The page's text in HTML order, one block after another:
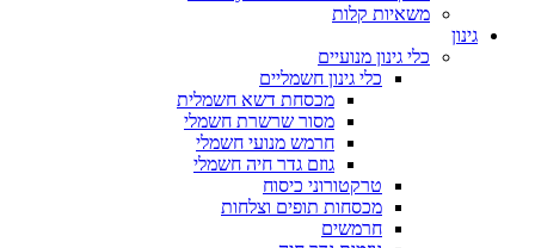
משאיות קלות
גינון
כלי גינון מנועיים
כלי גינון חשמליים
מכסחת דשא חשמלית
מסור שרשרת חשמלי
חרמש מנועי חשמלי
גוזם גדר חיה חשמלי
טרקטורוני כיסוח
מכסחות תופים וצלחות
חרמשים